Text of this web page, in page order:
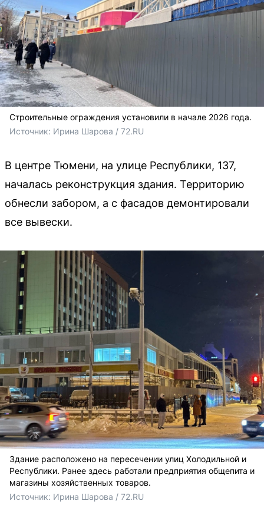
Строительные ограждения установили в начале 2026 года.
Источник: Ирина Шарова / 72.RU
В центре Тюмени, на улице Республики, 137,
началась реконструкция здания. Территорию
обнесли забором, а с фасадов демонтировали
все вывески.
Здание расположено на пересечении улиц Холодильной и
Республики. Ранее здесь работали предприятия общепита и
магазины хозяйственных товаров.
Источник: Ирина Шарова / 72.RU